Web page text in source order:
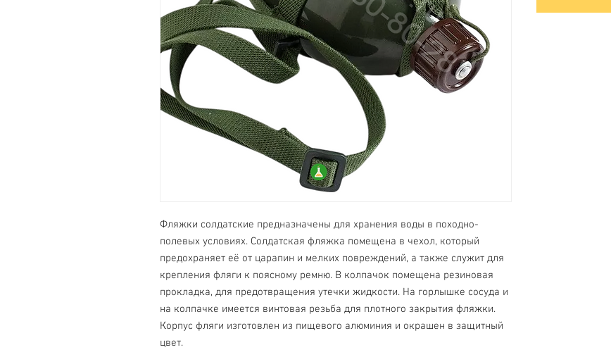
Фляжки солдатские предназначены для хранения воды в походно-
полевых условиях. Солдатская фляжка помещена в чехол, который
предохраняет её от царапин и мелких повреждений, а также служит для
крепления фляги к поясному ремню. В колпачок помещена резиновая
прокладка, для предотвращения утечки жидкости. На горлышке сосуда и
на колпачке имеется винтовая резьба для плотного закрытия фляжки.
Корпус фляги изготовлен из пищевого алюминия и окрашен в защитный
цвет.